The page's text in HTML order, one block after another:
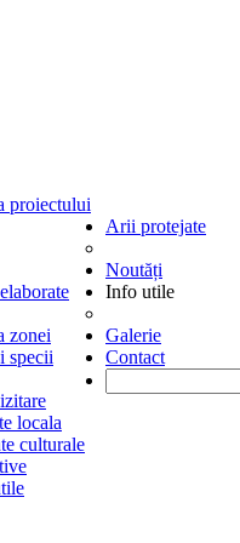
proiectului
Arii protejate
zonei
specii
Noutăți
Info utile
locala
culturale
Galerie
Contact